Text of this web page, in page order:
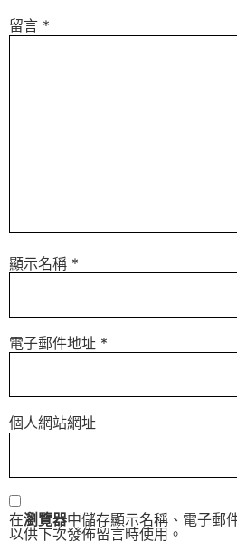
留言 *
顯示名稱 *
電子郵件地址 *
個人網站網址
在瀏覽器中儲存顯示名稱、電子郵
以供下次發佈留言時使用。